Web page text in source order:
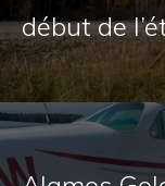
début de